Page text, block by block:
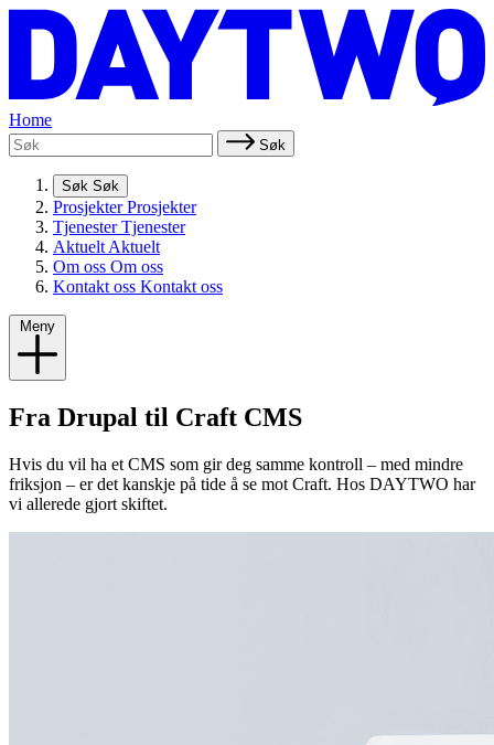
Home
Søk
Søk Søk
Prosjekter Prosjekter
Tjenester Tjenester
Aktuelt Aktuelt
Om oss Om oss
Kontakt oss Kontakt oss
Meny
Fra Drupal til Craft CMS
Hvis du vil ha et CMS som gir deg samme kontroll – med mindre
friksjon – er det kanskje på tide å se mot Craft. Hos DAYTWO har
vi allerede gjort skiftet.